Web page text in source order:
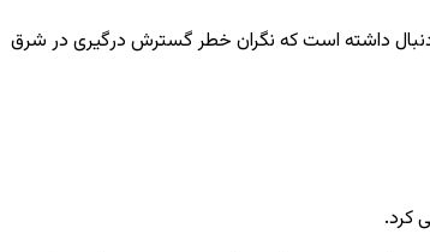
داشته است که نگران خطر گسترش درگیری در شرق
کرد.